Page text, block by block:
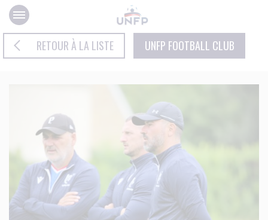
Panneau de gestion des cookies
RETOUR À LA LISTE UNFP FOOTBALL CLUB